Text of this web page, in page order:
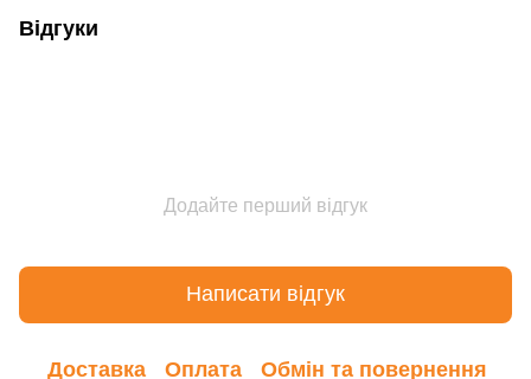
Відгуки
Додайте перший відгук
Написати відгук
Доставка Оплата Обмін та повернення